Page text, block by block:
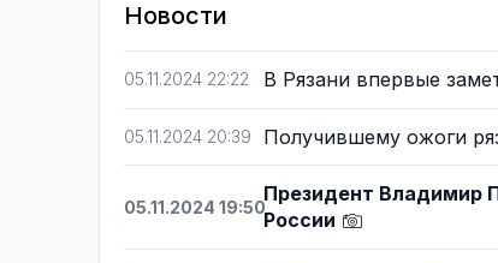
Новости
05.11.2024 22:22 В Рязани впервые
05.11.2024 20:39 Получившему ожоги
05.11.2024 19:50
Президент Владимир
России